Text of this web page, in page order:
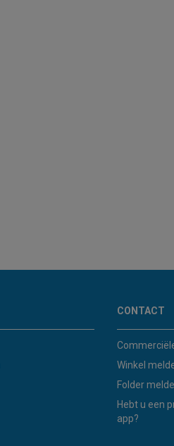
CONTACT
Winkel
Folder
Hebt u een
app?